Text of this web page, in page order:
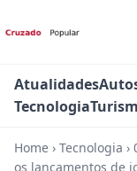
Atualidades
Tecnologia
Home › Tecnologia ›
os lançamentos de